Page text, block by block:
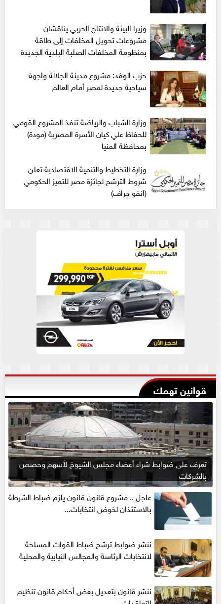
وزيرا البيئة والانتاج الحربي يناقشان
مشروعات تحويل المخلفات إلى طاقة
بمنظومة المخلفات الصلبة البلدية الجديدة
حزب الوفد: مشروع مدينة الجلالة واجهة
سياحية جديدة لمصر أمام العالم
وزارة الشباب والرياضة تنفذ المشروع القومي
للحفاظ علي كيان الأسرة المصرية (مودة)
بمحافظة المنيا
وزارة التخطيط والتنمية الاقتصادية تعلن
شروط الترشح لجائزة مصر للتميز الحكومي
(انفو جراف)
قوانين تهمك
تعرف على ضوابط شراء أعضاء مجلس الشيوخ لأسهم وحصص
بالشركات
عاجل .. مشروع قانون قانون يلزم ضباط الشرطة
بالاستئذان لخوض انتخابات...
ننشر ضوابط ترشح ضباط القوات المسلحة
لانتخابات الرئاسة والمجالس النيابية والمحلية‎
ننشر قانون بتعديل بعض أحكام قانون تنظيم